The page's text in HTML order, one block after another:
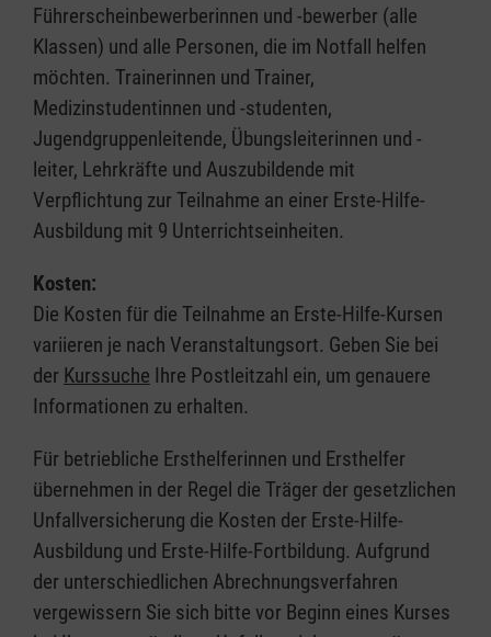
Führerscheinbewerberinnen und -bewerber (alle
Klassen) und alle Personen, die im Notfall helfen
möchten. Trainerinnen und Trainer,
Medizinstudentinnen und -studenten,
Jugendgruppenleitende, Übungsleiterinnen und -
leiter, Lehrkräfte und Auszubildende mit
Verpflichtung zur Teilnahme an einer Erste-Hilfe-
Ausbildung mit 9 Unterrichtseinheiten.
Kosten:
Die Kosten für die Teilnahme an Erste-Hilfe-Kursen
variieren je nach Veranstaltungsort. Geben Sie bei
der Kurssuche Ihre Postleitzahl ein, um genauere
Informationen zu erhalten.
Für betriebliche Ersthelferinnen und Ersthelfer
übernehmen in der Regel die Träger der gesetzlichen
Unfallversicherung die Kosten der Erste-Hilfe-
Ausbildung und Erste-Hilfe-Fortbildung. Aufgrund
der unterschiedlichen Abrechnungsverfahren
vergewissern Sie sich bitte vor Beginn eines Kurses